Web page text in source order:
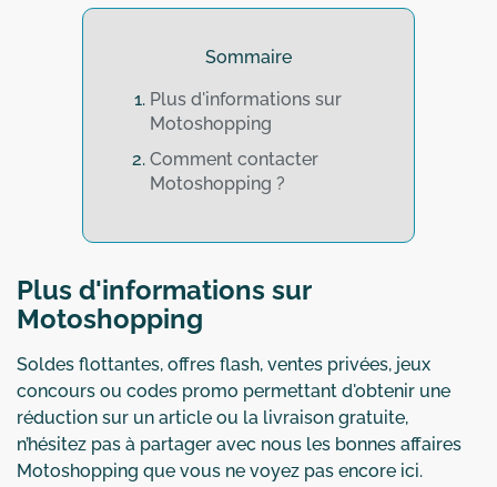
Sommaire
Plus d'informations sur
Motoshopping
Comment contacter
Motoshopping ?
Plus d'informations sur
Motoshopping
Soldes flottantes, offres flash, ventes privées, jeux
concours ou codes promo permettant d'obtenir une
réduction sur un article ou la livraison gratuite,
n’hésitez pas à partager avec nous les bonnes affaires
Motoshopping que vous ne voyez pas encore ici.